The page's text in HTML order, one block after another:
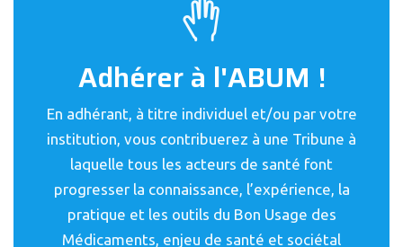
Adhérer à l'ABUM !
En adhérant, à titre individuel et/ou par votre
institution, vous contribuerez à une Tribune à
laquelle tous les acteurs de santé font
progresser la connaissance, l’expérience, la
pratique et les outils du Bon Usage des
Médicaments, enjeu de santé et sociétal